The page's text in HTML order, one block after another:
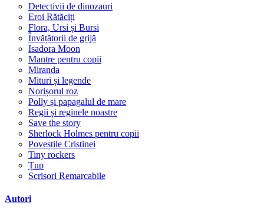
Detectivii de dinozauri
Eroi Rătăciți
Flora, Ursi și Bursi
Învățătorii de grijă
Isadora Moon
Mantre pentru copii
Miranda
Mituri și legende
Norișorul roz
Polly și papagalul de mare
Regii și reginele noastre
Save the story
Sherlock Holmes pentru copii
Poveștile Cristinei
Tiny rockers
Țup
Scrisori Remarcabile
Autori